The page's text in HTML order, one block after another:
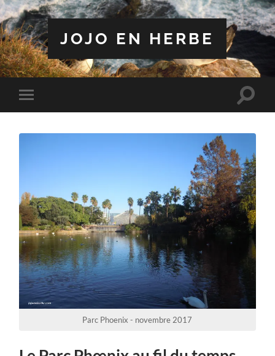
JOJO EN HERBE
Toggle
mobile
Toggle
Parc Phoenix - novembre 2017